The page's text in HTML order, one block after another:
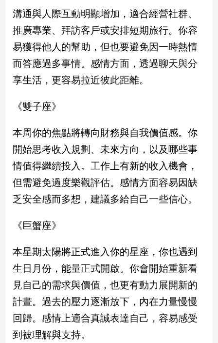
國
會
點
觀
岸/
國
際
社
地
方
冠
病
專
區
南
台
灣
觀
溝通與人際互動明顯增加，適合經營社群、
推廣專業、拜訪客戶或安排短期旅行。你容
易獲得他人的幫助，但也要避免因一時熱情
而答應過多事情。感情方面，透過聊天與分
享生活，更容易拉近彼此距離。
《雙子座》
本周你的焦點將轉向財務與自我價值感。你
開始思考收入規劃、未來方向，以及哪些事
情值得繼續投入。工作上有新的收入機會，
但需避免過度樂觀評估。感情方面容易因缺
乏安全感而多想，建議多給自己一些信心。
《巨蟹座》
本星期太陽將正式進入你的星座，你也遇到
生日月份，能量正式開啟。你會開始重新看
見自己的需求與價值，也更有動力展開新的
計畫。過去的壓力逐漸放下，內在力量慢慢
回歸。感情上適合真誠表達自己，容易感受
到被理解與支持。